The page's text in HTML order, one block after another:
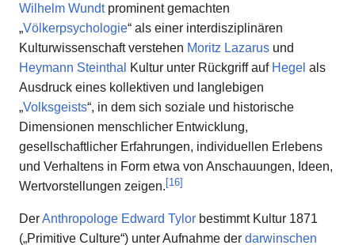
Wilhelm Wundtprominent gemachten
„Völkerpsychologie“ als einer interdisziplinären
Kulturwissenschaft verstehen Moritz Lazarus und
Heymann Steinthal
Kultur unter Rückgriff auf Hegel als
Ausdruck eines kollektiven und langlebigen
„Volksgeists“, in dem sich soziale und historische
Dimensionen menschlicher Entwicklung,
gesellschaftlicher Erfahrungen, individuellen Erlebens
und Verhaltens in Form etwa von Anschauungen, Ideen,
Wertvorstellungen zeigen.[16]
DerAnthropologe Edward Tylor bestimmt Kultur 1871
(„Primitive Culture“) unter Aufnahme der darwinschen